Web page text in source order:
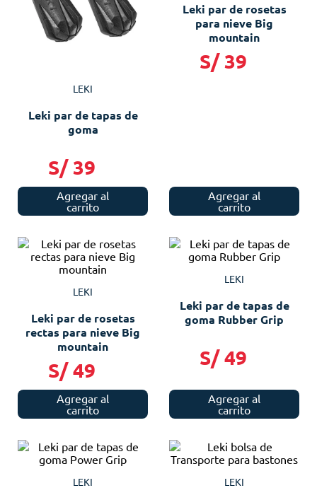
LEKI
Leki par de tapas de
goma
S/ 39
Agregar al
carrito
Leki par de rosetas
para nieve Big
mountain
S/ 39
Agregar al
carrito
LEKI
Leki par de rosetas
rectas para nieve Big
mountain
S/ 49
Agregar al
carrito
LEKI
Leki par de tapas de
goma Rubber Grip
S/ 49
Agregar al
carrito
LEKI LEKI